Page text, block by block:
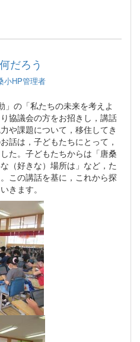
だろう
小HP管理者
の「私たちの未来を考えよ
協議会の方をお招きし，講話
や課題について，移住してき
話は，子どもたちにとって，
た。子どもたちからは「唐桑
（好きな）場所は」など，た
この講話を基に，これから探
きます。